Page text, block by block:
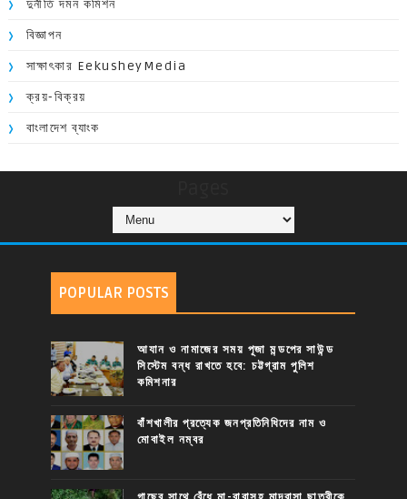
দুর্নীতি দমন কমিশন
বিজ্ঞাপন
সাক্ষাৎকার EekusheyMedia
ক্রয়-বিক্রয়
বাংলাদেশ ব্যাংক
POPULAR POSTS
আযান ও নামাজের সময় পূজা মন্ডপের সাউন্ড
সিস্টেম বন্ধ রাখতে হবে: চট্টগ্রাম পুলিশ
কমিশনার
বাঁশখালীর প্রত্যেক জনপ্রতিনিধিদের নাম ও
মোবাইল নম্বর